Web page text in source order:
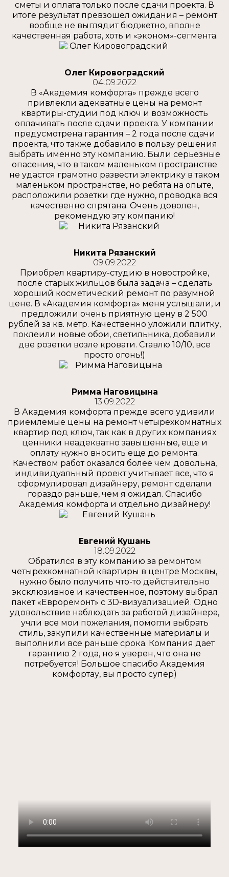
сметы и оплата только после сдачи проекта. В
итоге результат превзошел ожидания – ремонт
вообще не выглядит бюджетно, вполне
качественная работа, хоть и «эконом»-сегмента.
Олег Кировоградский
04.09.2022
В «Академия комфорта» прежде всего
привлекли адекватные цены на ремонт
квартиры-студии под ключ и возможность
оплачивать после сдачи проекта. У компании
предусмотрена гарантия – 2 года после сдачи
проекта, что также добавило в пользу решения
выбрать именно эту компанию. Были серьезные
опасения, что в таком маленьком пространстве
не удастся грамотно развести электрику в таком
маленьком пространстве, но ребята на опыте,
расположили розетки где нужно, проводка вся
качественно спрятана. Очень доволен,
рекомендую эту компанию!
Никита Рязанский
09.09.2022
Приобрел квартиру-студию в новостройке,
после старых жильцов была задача – сделать
хороший косметический ремонт по разумной
цене. В «Академия комфорта» меня услышали, и
предложили очень приятную цену в 2 500
рублей за кв. метр. Качественно уложили плитку,
поклеили новые обои, светильника, добавили
две розетки возле кровати. Ставлю 10/10, все
просто огонь!)
Римма Наговицына
13.09.2022
В Академия комфорта прежде всего удивили
приемлемые цены на ремонт четырехкомнатных
квартир под ключ, так как в других компаниях
ценники неадекватно завышенные, еще и
оплату нужно вносить еще до ремонта.
Качеством работ оказался более чем довольна,
индивидуальный проект учитывает все, что я
сформулировал дизайнеру, ремонт сделали
гораздо раньше, чем я ожидал. Спасибо
Академия комфорта и отдельно дизайнеру!
Евгений Кушань
18.09.2022
Обратился в эту компанию за ремонтом
четырехкомнатной квартиры в центре Москвы,
нужно было получить что-то действительно
эксклюзивное и качественное, поэтому выбрал
пакет «Евроремонт» с 3D-визуализацией. Одно
удовольствие наблюдать за работой дизайнера,
учли все мои пожелания, помогли выбрать
стиль, закупили качественные материалы и
выполнили все раньше срока. Компания дает
гарантию 2 года, но я уверен, что она не
потребуется! Большое спасибо Академия
комфортау, вы просто супер)